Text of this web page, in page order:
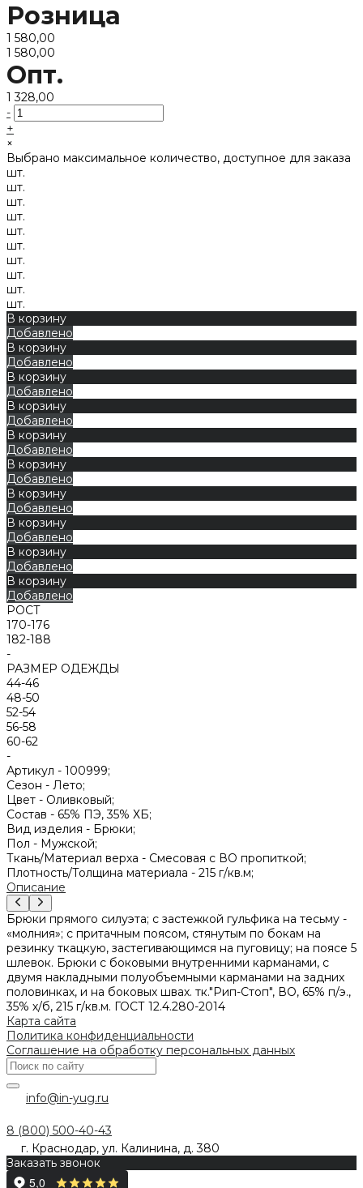
Розница
1 580,00
1 580,00
Опт.
1 328,00
-
+
×
Выбрано максимальное количество, доступное для заказа
шт.
шт.
шт.
шт.
шт.
шт.
шт.
шт.
шт.
шт.
В корзину
Добавлено
В корзину
Добавлено
В корзину
Добавлено
В корзину
Добавлено
В корзину
Добавлено
В корзину
Добавлено
В корзину
Добавлено
В корзину
Добавлено
В корзину
Добавлено
В корзину
Добавлено
РОСТ
170-176
182-188
-
РАЗМЕР ОДЕЖДЫ
44-46
48-50
52-54
56-58
60-62
-
Артикул - 100999;
Сезон - Лето;
Цвет - Оливковый;
Состав - 65% ПЭ, 35% ХБ;
Вид изделия - Брюки;
Пол - Мужской;
Ткань/Материал верха - Смесовая с ВО пропиткой;
Плотность/Толщина материала - 215 г/кв.м;
Описание
Брюки прямого силуэта; с застежкой гульфика на тесьму -
«молния»; с притачным поясом, стянутым по бокам на
резинку ткацкую, застегивающимся на пуговицу; на поясе 5
шлевок. Брюки с боковыми внутренними карманами, с
двумя накладными полуобъемными карманами на задних
половинках, и на боковых швах. тк."Рип-Стоп", ВО, 65% п/э.,
35% х/б, 215 г/кв.м. ГОСТ 12.4.280-2014
Карта сайта
Политика конфиденциальности
Соглашение на обработку персональных данных
info@in-yug.ru
8 (800) 500-40-43
г. Краснодар, ул. Калинина, д. 380
Заказать звонок